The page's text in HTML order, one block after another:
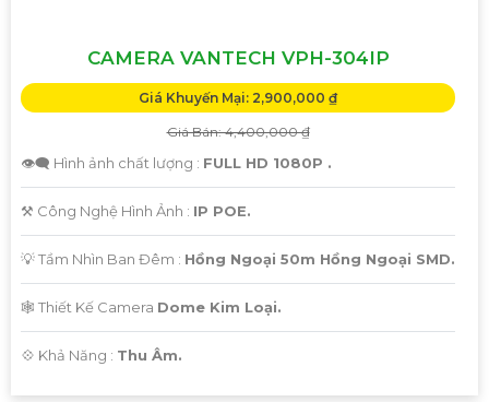
CAMERA VANTECH VPH-304IP
Giá Khuyến Mại: 2,900,000 ₫
Giá Bán: 4,400,000 ₫
👁️‍🗨 Hình ảnh chất lượng : FULL HD 1080P .
⚒ Công Nghệ Hình Ảnh : IP POE.
💡 Tầm Nhìn Ban Đêm : Hồng Ngoại 50m Hồng Ngoại SMD.
🕸️ Thiết Kế Camera Dome Kim Loại.
️💠 Khả Năng : Thu Âm.